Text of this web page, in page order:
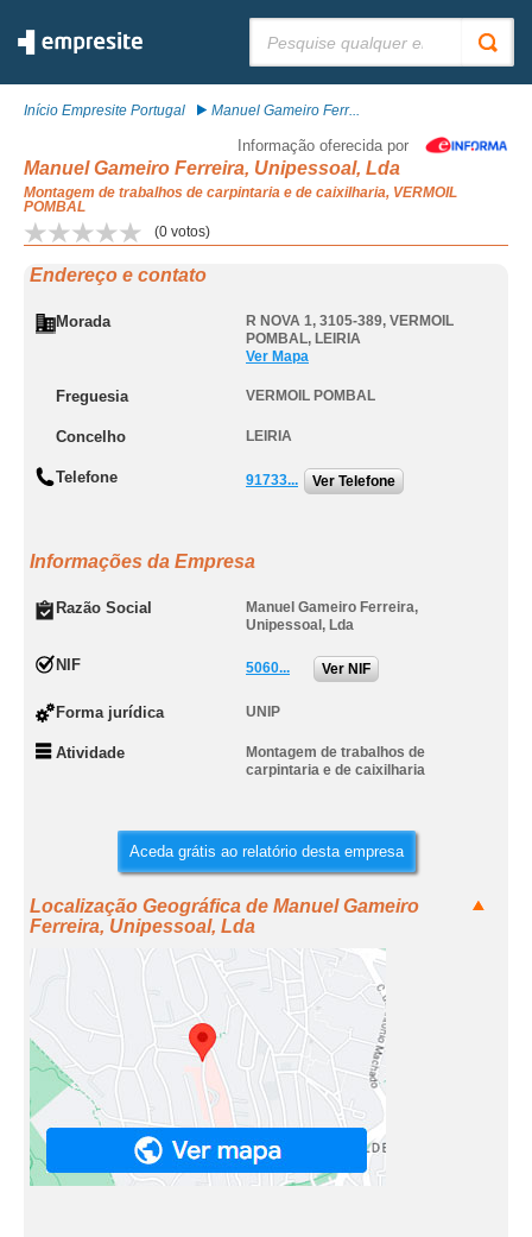
Início Empresite Portugal Manuel Gameiro Ferr...
Informação oferecida por
Manuel Gameiro Ferreira, Unipessoal, Lda
Montagem de trabalhos de carpintaria e de caixilharia, VERMOIL
POMBAL
(0 votos)
Endereço e contato
Morada R NOVA 1, 3105-389, VERMOIL
POMBAL, LEIRIA
Ver Mapa
Freguesia VERMOIL POMBAL
Concelho LEIRIA
Telefone 91733... Ver Telefone
Informações da Empresa
Razão Social
Manuel Gameiro Ferreira,
Unipessoal, Lda
NIF 5060... Ver NIF
Forma jurídica UNIP
Atividade
Montagem de trabalhos de
carpintaria e de caixilharia
Aceda grátis ao relatório desta empresa
Localização Geográfica de Manuel Gameiro
Ferreira, Unipessoal, Lda